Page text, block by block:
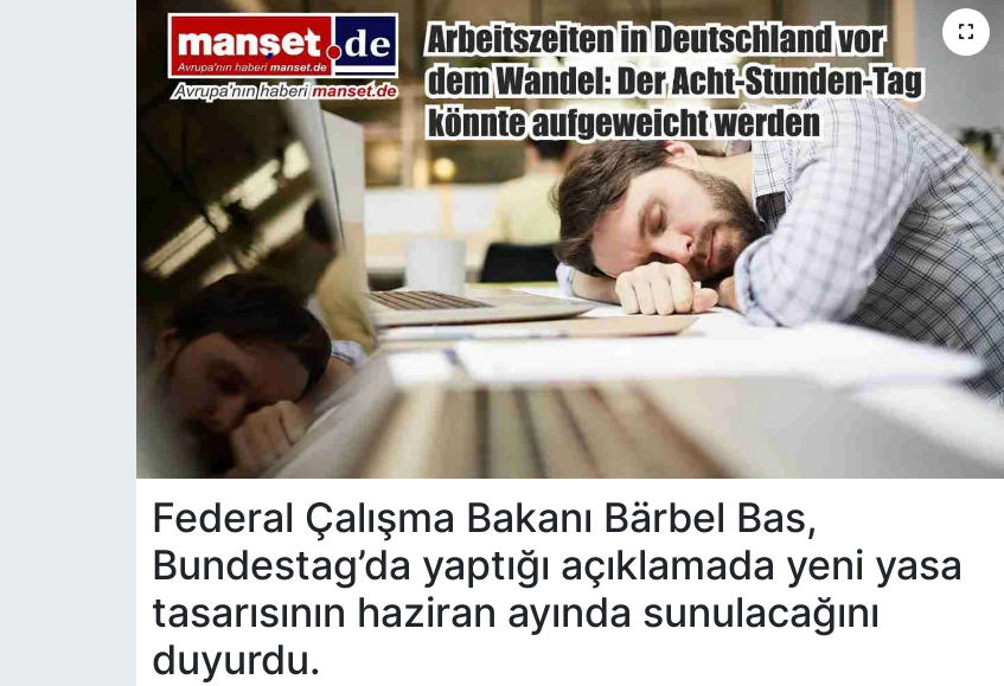
Federal Çalışma Bakanı Bärbel Bas,
Bundestag’da yaptığı açıklamada yeni yasa
tasarısının haziran ayında sunulacağını
duyurdu.